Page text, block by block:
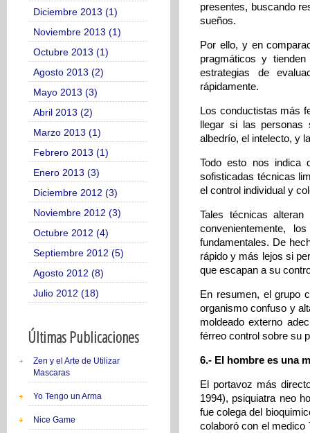
Diciembre 2013 (1)
Noviembre 2013 (1)
Octubre 2013 (1)
Agosto 2013 (2)
Mayo 2013 (3)
Abril 2013 (2)
Marzo 2013 (1)
Febrero 2013 (1)
Enero 2013 (3)
Diciembre 2012 (3)
Noviembre 2012 (3)
Octubre 2012 (4)
Septiembre 2012 (5)
Agosto 2012 (8)
Julio 2012 (18)
Últimas Publicaciones
Zen y el Arte de Utilizar
Mascaras
Yo Tengo un Arma
Nice Game
presentes, buscando
sueños.
Por ello, y en
pragmáticos y
estrategias de
rápidamente.
Los conductistas más
llegar si las personas
albedrío, el intelecto, y
Todo esto nos indica
sofisticadas técnicas
el control individual y
Tales técnicas
convenientemente,
fundamentales. De
rápido y más lejos si
que escapan a su
En resumen, el grupo
organismo confuso y
moldeado externo
férreo control sobre su
6.- El hombre es una
El portavoz más
1994), psiquiatra neo
fue colega del
colaboró con el medico